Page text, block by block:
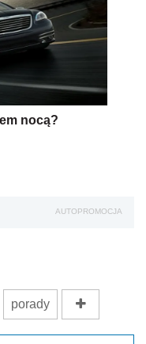
nocą?
AUTOPROMOCJA
porady